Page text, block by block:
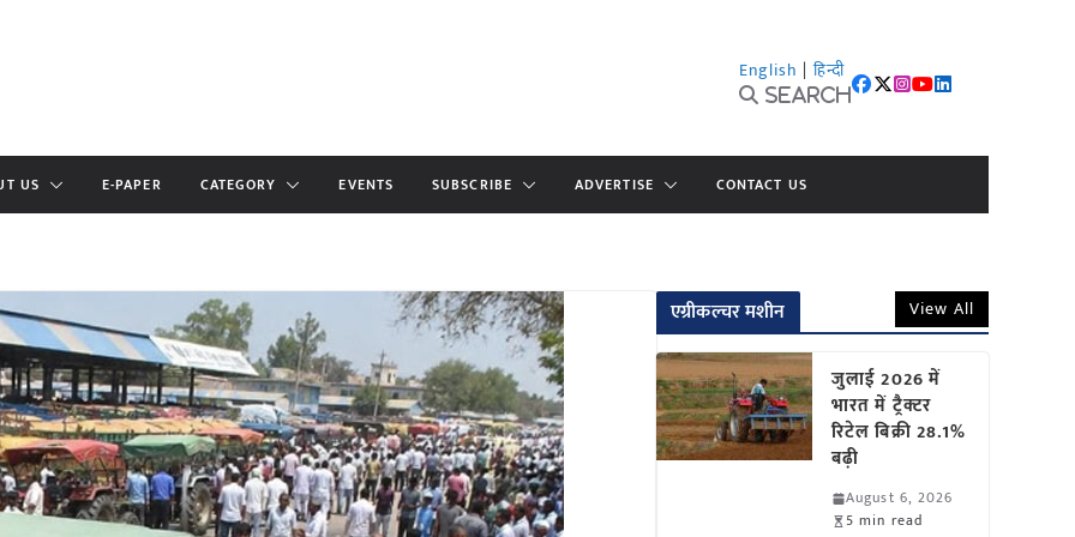
English | हिन्दी
Search
US E-PAPER CATEGORY EVENTS SUBSCRIBE ADVERTISE CONTACT US
एग्रीकल्चर मशीन View All
जुलाई 2026 में
भारत में ट्रैक्टर
रिटेल बिक्री 28.1%
बढ़ी
August 6, 2026
5 min read